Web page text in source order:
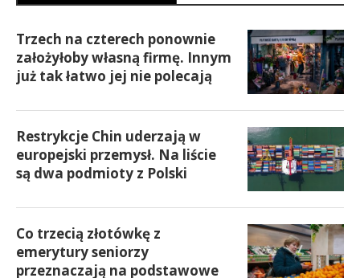
Trzech na czterech ponownie
założyłoby własną firmę. Innym
już tak łatwo jej nie polecają
Restrykcje Chin uderzają w
europejski przemysł. Na liście
są dwa podmioty z Polski
Co trzecią złotówkę z
emerytury seniorzy
przeznaczają na podstawowe